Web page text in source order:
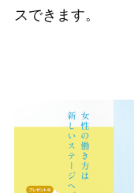
スできます。